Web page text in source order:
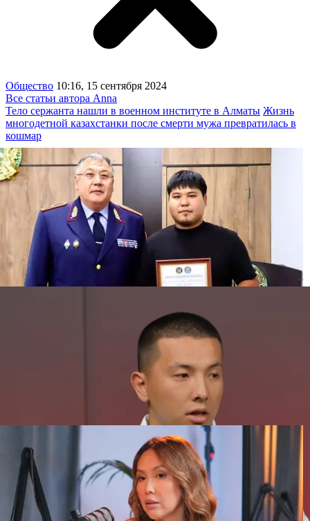
Общество 10:16, 15 сентября 2024
Все статьи автора Anna
Тело сержанта нашли в военном институте в Алматы Жизнь
многодетной казахстанки после смерти мужа превратилась в
кошмар
что, обмануть её хотели?“ Таксист спас
в Усть-Каменогорске